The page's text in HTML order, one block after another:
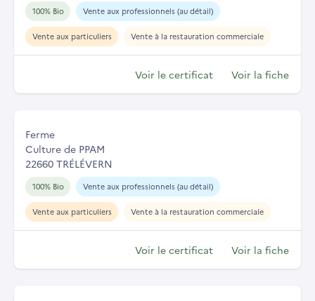
100% Bio Vente aux professionnels (au détail)
Vente aux particuliers Vente à la restauration commerciale
Voir le certificat Voir la fiche
Ferme
Culture de PPAM
22660 TRÉLÉVERN
100% Bio Vente aux professionnels (au détail)
Vente aux particuliers Vente à la restauration commerciale
Voir le certificat Voir la fiche